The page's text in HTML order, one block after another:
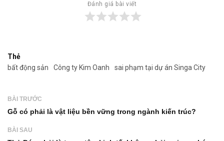
Đánh giá bài viết
Thẻ
bất động sản
Công ty Kim Oanh sai phạm tại dự án Singa City
BÀI TRƯỚC
Gỗ có phải là vật liệu bền vững trong ngành kiến trúc?
BÀI SAU